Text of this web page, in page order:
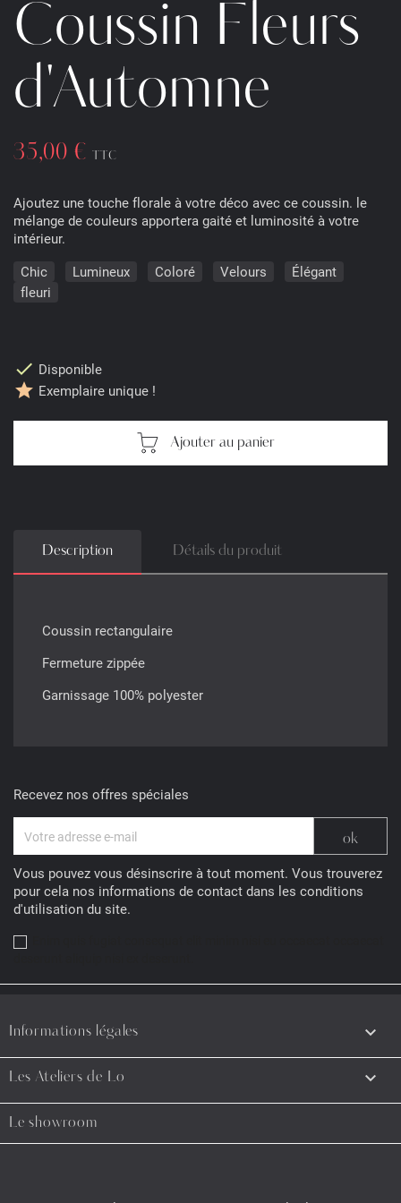
Coussin Fleurs
d'Automne
35,00 € TTC
Ajoutez une touche florale à votre déco avec ce coussin. le
mélange de couleurs apportera gaité et luminosité à votre
intérieur.
Chic
Lumineux Coloré Velours
Élégant
fleuri
check Disponible
star Exemplaire unique !
Ajouter au panier
Description Détails du produit
Coussin rectangulaire
Fermeture zippée
Garnissage 100% polyester
Recevez nos offres spéciales
Vous pouvez vous désinscrire à tout moment. Vous trouverez
pour cela nos informations de contact dans les conditions
d'utilisation du site.
Informations légales 
Les Ateliers de Lo 
Le showroom